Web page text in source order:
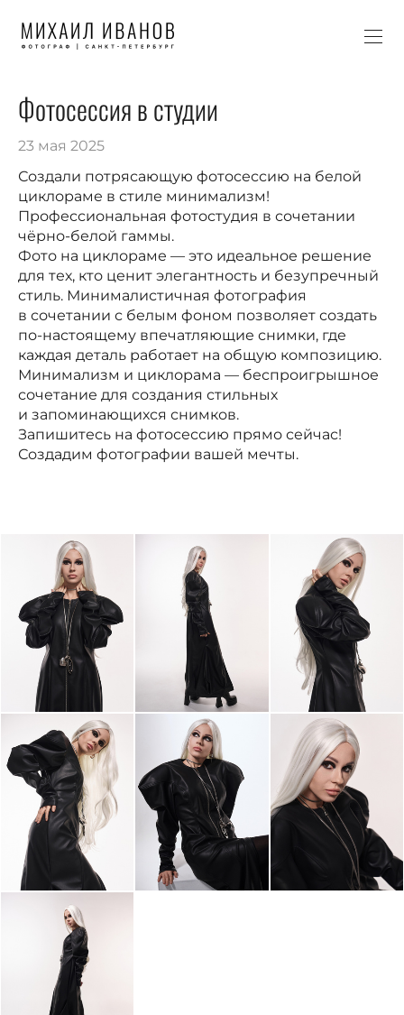
Фотосессия в студии
23 мая 2025
Создали потрясающую фотосессию на белой
циклораме в стиле минимализм!
Профессиональная фотостудия в сочетании
чёрно-белой гаммы.
Фото на циклораме — это идеальное решение
для тех, кто ценит элегантность и безупречный
стиль. Минималистичная фотография
в сочетании с белым фоном позволяет создать
по-настоящему впечатляющие снимки, где
каждая деталь работает на общую композицию.
Минимализм и циклорама — беспроигрышное
сочетание для создания стильных
и запоминающихся снимков.
Запишитесь на фотосессию прямо сейчас!
Создадим фотографии вашей мечты.